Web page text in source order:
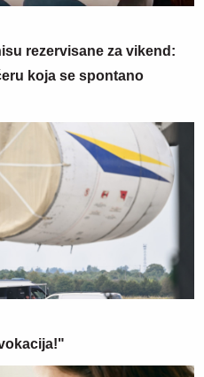
rezervisane za vikend:
koja se spontano